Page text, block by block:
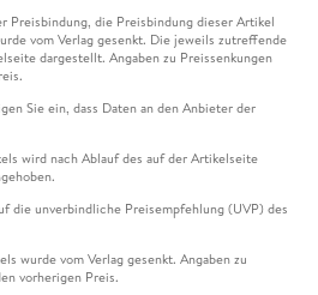
Preisbindung, die Preisbindung dieser Artikel
vom Verlag gesenkt. Die jeweils zutreffende
dargestellt. Angaben zu Preissenkungen
Sie ein, dass Daten an den Anbieter der
wird nach Ablauf des auf der Artikelseite
die unverbindliche Preisempfehlung (UVP) des
wurde vom Verlag gesenkt. Angaben zu
vorherigen Preis.